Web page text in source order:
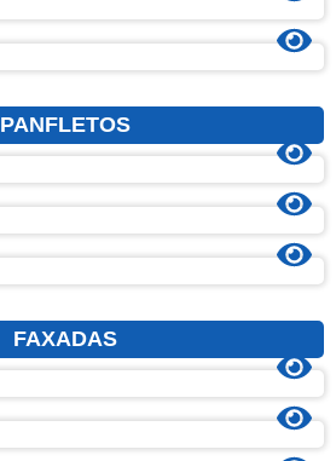
PANFLETOS
FAXADAS